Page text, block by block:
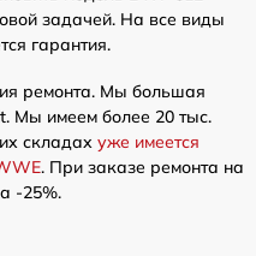
задачей. На все виды
гарантия.
ремонта. Мы большая
Мы имеем более 20 тыс.
складах уже имеется
. При заказе ремонта на
-25%.